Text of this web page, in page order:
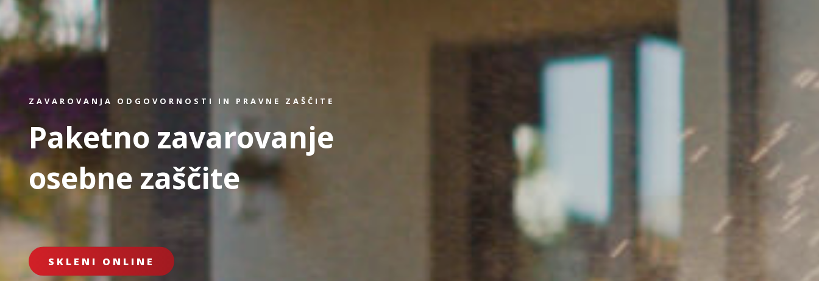
ZAVAROVANJA ODGOVORNOSTI IN PRAVNE ZAŠČITE
Paketno zavarovanje
osebne zaščite
SKLENI ONLINE